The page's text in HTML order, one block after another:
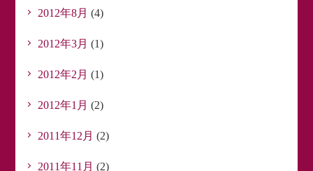
2012年8月 (4)
2012年3月 (1)
2012年2月 (1)
2012年1月 (2)
2011年12月 (2)
2011年11月 (2)